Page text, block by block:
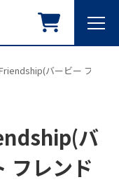
バービー プロジ
バ
フレンド